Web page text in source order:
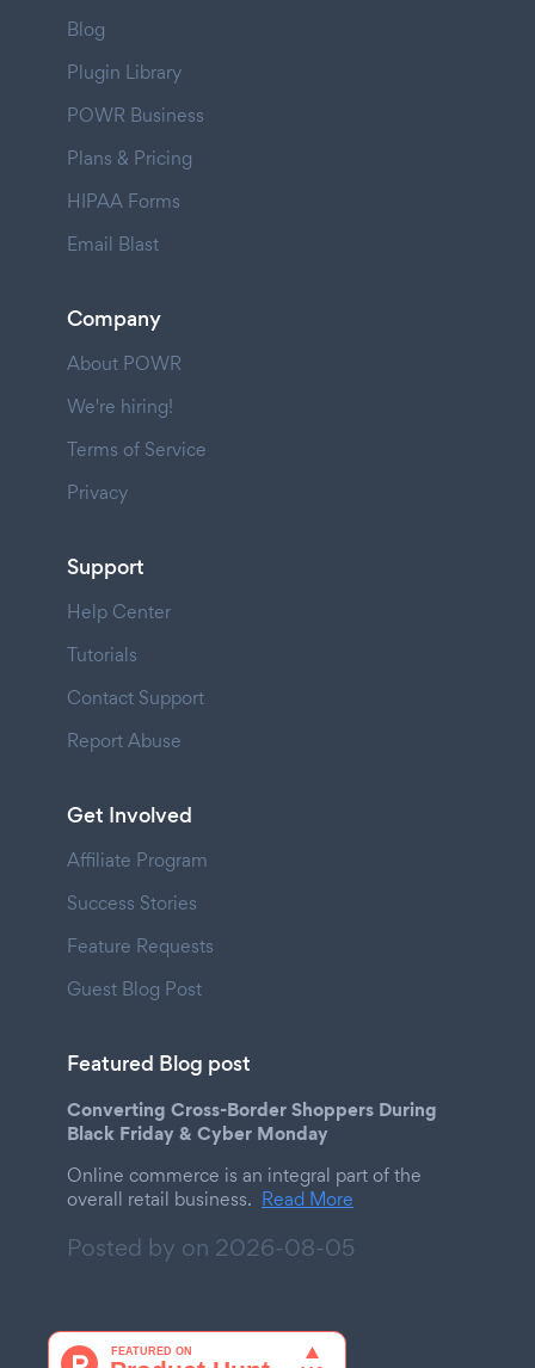
Blog
Plugin Library
POWR Business
Plans & Pricing
HIPAA Forms
Email Blast
Company
About POWR
We're hiring!
Terms of Service
Privacy
Support
Help Center
Tutorials
Contact Support
Report Abuse
Get Involved
Affiliate Program
Success Stories
Feature Requests
Guest Blog Post
Featured Blog post
Converting Cross-Border Shoppers During
Black Friday & Cyber Monday
Online commerce is an integral part of the
overall retail business. Read More
Posted by on 2026-08-05